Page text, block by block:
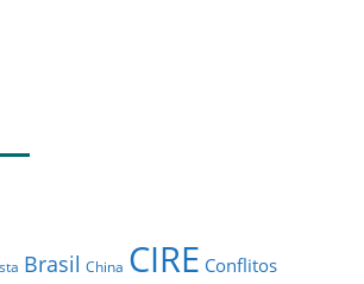
Brasil China CIRE Conflitos